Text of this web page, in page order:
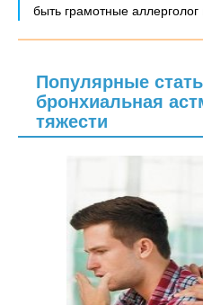
быть грамотные аллерголог
Популярные
бронхиальная
тяжести